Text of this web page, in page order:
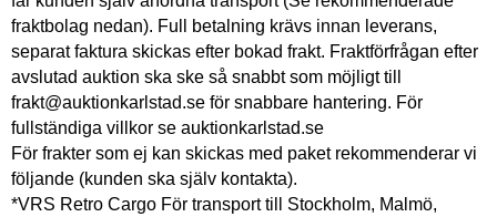
fraktbolag nedan). Full betalning krävs innan leverans,
separat faktura skickas efter bokad frakt. Fraktförfrågan efter
avslutad auktion ska ske så snabbt som möjligt till
frakt@auktionkarlstad.se för snabbare hantering. För
fullständiga villkor se auktionkarlstad.se
För frakter som ej kan skickas med paket rekommenderar vi
följande (kunden ska själv kontakta).
*VRS Retro Cargo För transport till Stockholm, Malmö,